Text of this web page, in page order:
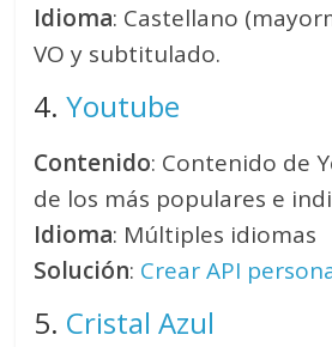
Idioma: Castellano
VO y subtitulado.
4.Youtube
Contenido: Contenido de
de los más populares e
Idioma: Múltiples idiomas
Solución: Crear API
5. Cristal Azul